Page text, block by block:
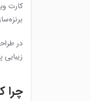
کارت
در
چرا